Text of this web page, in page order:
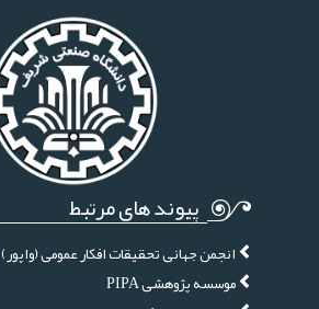
پیوند های مرتبط
انجمن جهانی تحقیقات افکار عمومی (واپور)
موسسه پژوهشی PIPA